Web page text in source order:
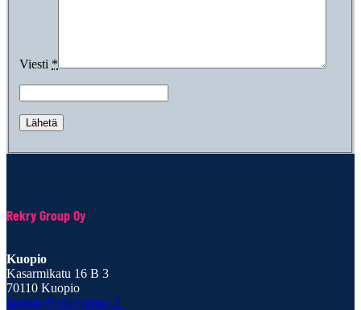
Viesti *
Rekry Group Oy
Kuopio
Kasarmikatu 16 B 3
70110 Kuopio
kuopio@rekrygroup.fi